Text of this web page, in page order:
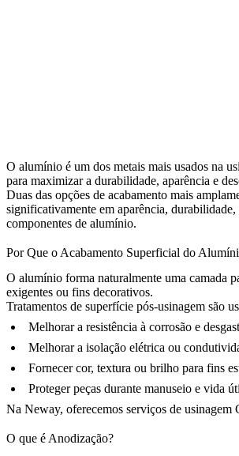
O alumínio é um dos metais mais usados na
para maximizar a durabilidade, aparência e
Duas das opções de acabamento mais
significativamente em aparência, durabilidade,
componentes de alumínio.
Por Que o Acabamento Superficial do
O alumínio forma naturalmente uma camada
exigentes ou fins decorativos.
Tratamentos de superfície pós-usinagem são
Melhorar a resistência à corrosão e
Melhorar a isolação elétrica ou
Fornecer cor, textura ou brilho para fins
Proteger peças durante manuseio e vida
Na Neway, oferecemos serviços de
O que é Anodização?